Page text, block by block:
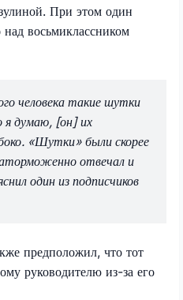
При этом один
восьмиклассником
человека такие шутки
я думаю, [он] их
«Шутки» были скорее
отвечал и
один из подписчиков
предположил, что тот
руководителю из-за его